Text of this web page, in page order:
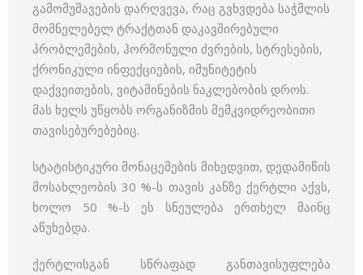
გამომუშავების დარღვევა, რაც გვხვდება საჭმლის
მომნელებელ ტრაქტთან დაკავშირებული
პრობლემების, ჰორმონული ძვრების, სტრესების,
ქრონიკული ინფექციების, იმუნიტეტის
დაქვეითების, ვიტამინების ნაკლებობის დროს.
მას ხელს უწყობს ორგანიზმის მემკვიდრეობითი
თავისებურებებიც.
სტატისტიკური მონაცემების მიხედვით, დედამიწის
მოსახლეობის 30 %-ს თავის კანზე ქერტლი აქვს,
ხოლო 50 %-ს ეს სნეულება ერთხელ მაინც
აწუხებდა.
ქერტლისგან სწრაფად განთავისუფლება